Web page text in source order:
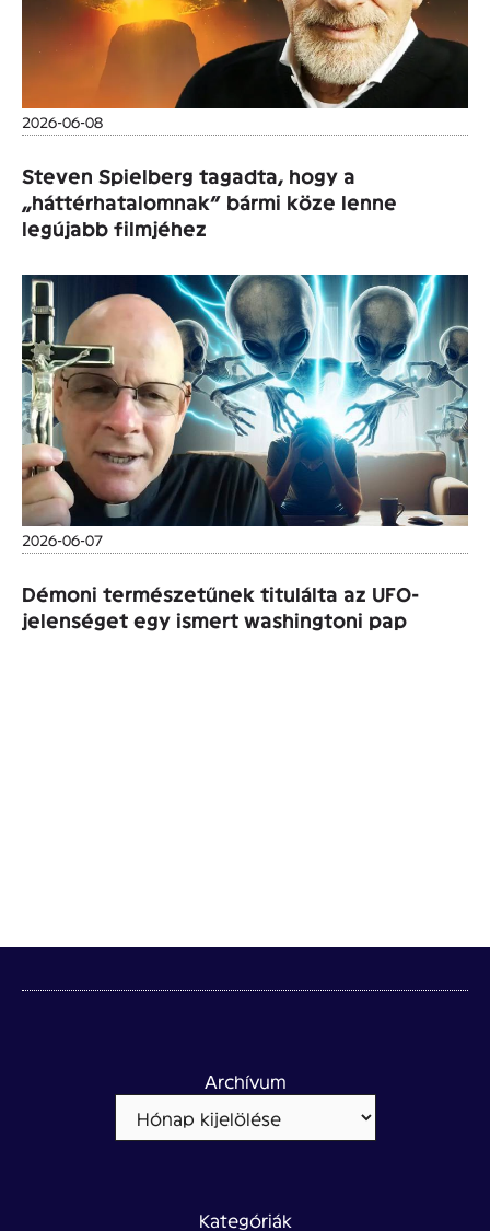
2026-06-08
Steven Spielberg tagadta, hogy a
„háttérhatalomnak” bármi köze lenne
legújabb filmjéhez
2026-06-07
Démoni természetűnek titulálta az UFO-
jelenséget egy ismert washingtoni pap
Archívum
Kategóriák